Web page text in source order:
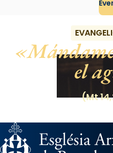
el
(Mt